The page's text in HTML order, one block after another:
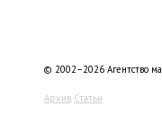
© 2002–2026 Агентство
Архив Статьи